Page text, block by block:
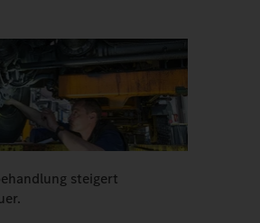
steigert